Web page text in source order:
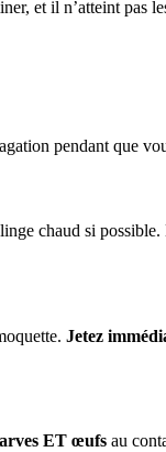
et il n’atteint pas
pendant que
chaud si
Jetez
ET œufs au